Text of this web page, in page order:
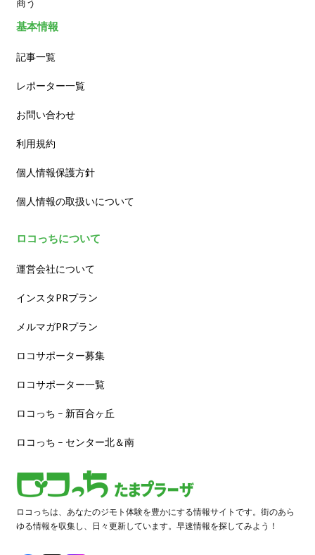
基本情報
記事一覧
レポーター一覧
お問い合わせ
利用規約
個人情報保護方針
個人情報の取扱いについて
ロコっちについて
運営会社について
インスタPRプラン
メルマガPRプラン
ロコサポーター募集
ロコサポーター一覧
ロコっち – 新百合ヶ丘
ロコっち – センター北＆南
ロコっちは、あなたのジモト体験を豊かにする情報サイトです。街のあら
ゆる情報を収集し、日々更新しています。早速情報を探してみよう！